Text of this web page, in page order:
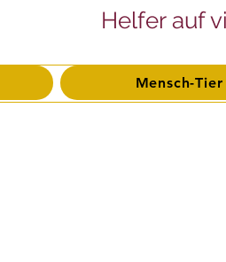
Helfer auf
Mensch-